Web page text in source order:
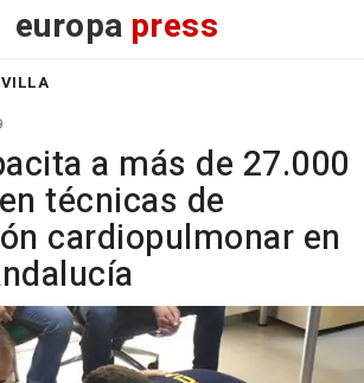
europa press
a más de 27.000
técnicas de
cardiopulmonar en